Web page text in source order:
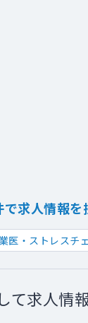
求人情報を
医・ストレスチ
て求人情